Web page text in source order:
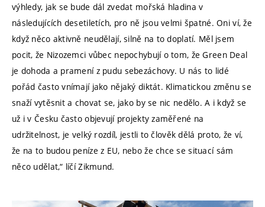
výhledy, jak se bude dál zvedat mořská hladina v
následujících desetiletích, pro ně jsou velmi špatné. Oni ví, že
když něco aktivně neudělají, silně na to doplatí. Měl jsem
pocit, že Nizozemci vůbec nepochybují o tom, že Green Deal
je dohoda a pramení z pudu sebezáchovy. U nás to lidé
pořád často vnímají jako nějaký diktát. Klimatickou změnu se
snaží vytěsnit a chovat se, jako by se nic nedělo. A i když se
už i v Česku často objevují projekty zaměřené na
udržitelnost, je velký rozdíl, jestli to člověk dělá proto, že ví,
že na to budou peníze z EU, nebo že chce se situací sám
něco udělat,“ líčí Zikmund.